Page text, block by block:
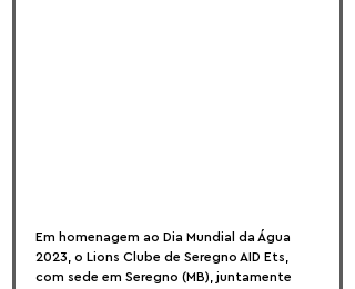
Em homenagem ao Dia Mundial da Água
2023, o Lions Clube de Seregno AID Ets,
com sede em Seregno (MB), juntamente